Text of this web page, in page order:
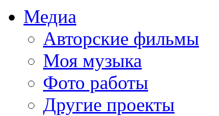
Медиа
Авторские фильмы
Моя музыка
Фото работы
Другие проекты